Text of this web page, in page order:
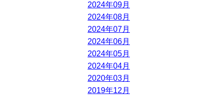
2024年09月
2024年08月
2024年07月
2024年06月
2024年05月
2024年04月
2020年03月
2019年12月